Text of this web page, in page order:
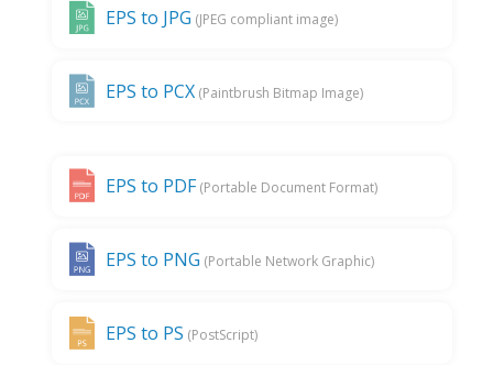
EPS to JPG (JPEG compliant image)
EPS to PCX (Paintbrush Bitmap Image)
EPS to PDF (Portable Document Format)
EPS to PNG (Portable Network Graphic)
EPS to PS (PostScript)